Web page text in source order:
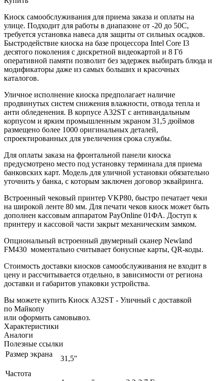
Киоск самообслуживания для приема заказа и оплаты на
улице. Подходит для работы в диапазоне от -20 до 50С,
требуется установка навеса для защиты от сильных осадков.
Быстродействие киоска на базе процессора Intel Core I3
десятого поколения с дискретной видеокартой и 8 Гб
оперативной памяти позволит без задержек выбирать блюда и
модификаторы даже из самых больших и красочных
каталогов.
Уличное исполнение киоска предполагает наличие
продвинутых систем снижения влажности, отвода тепла и
анти обледенения. В корпусе A32ST с антивандальным
корпусом и ярким промышленным экраном 31,5 дюймов
размещено более 1000 оригинальных деталей,
спроектированных для увеличения срока службы.
Для оплаты заказа на фронтальной панели киоска
предусмотрено место под установку терминала для приема
банковских карт. Модель для уличной установки обязательно
уточнить у банка, с которым заключен договор эквайринга.
Встроенный чековый принтер VKP80, быстро печатает чеки
на широкой ленте 80 мм. Для печати чеков киоск может быть
дополнен кассовым аппаратом PayOnline 01ФА. Доступ к
принтеру и кассовой части закрыт механическим замком.
Опциональный встроенный двумерный сканер Newland
FM430 моментально считывает бонусные карты, QR-коды.
Стоимость доставки киосков самообслуживания не входит в
цену и рассчитывается отдельно, в зависимости от региона
доставки и габаритов упаковки устройства.
Вы можете купить Киоск A32ST - Уличный с доставкой
по Майкопу
или оформить самовывоз.
Характеристики
Аналоги
Полезные ссылки
Размер экрана
31,5"
Частота